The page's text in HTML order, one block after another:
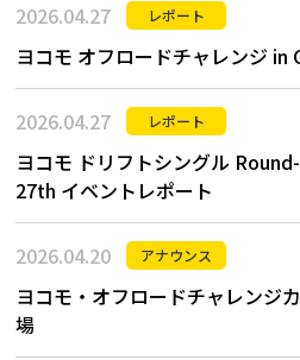
2026.04.27 レポート
ヨコモ オフロードチャレンジ in
2026.04.27 レポート
ヨコモ ドリフトシングル
27th イベントレポート
2026.04.20 アナウンス
ヨコモ・オフロードチャレンジ
場